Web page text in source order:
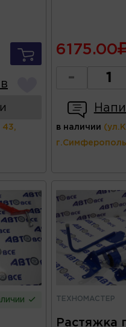
43,
6175.00
-
в наличии
ТЕХНОМАСТЕР
Растяжка